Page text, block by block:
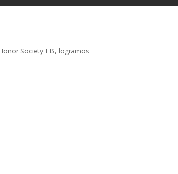
Society EIS, logramos